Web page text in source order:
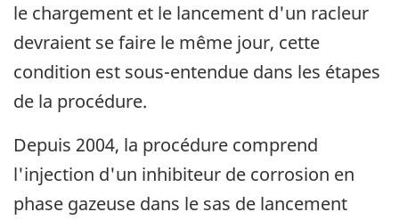
le chargement et le lancement d'un racleur
devraient se faire le même jour, cette
condition est sous-entendue dans les étapes
de la procédure.
Depuis 2004, la procédure comprend
l'injection d'un inhibiteur de corrosion en
phase gazeuse dans le sas de lancement